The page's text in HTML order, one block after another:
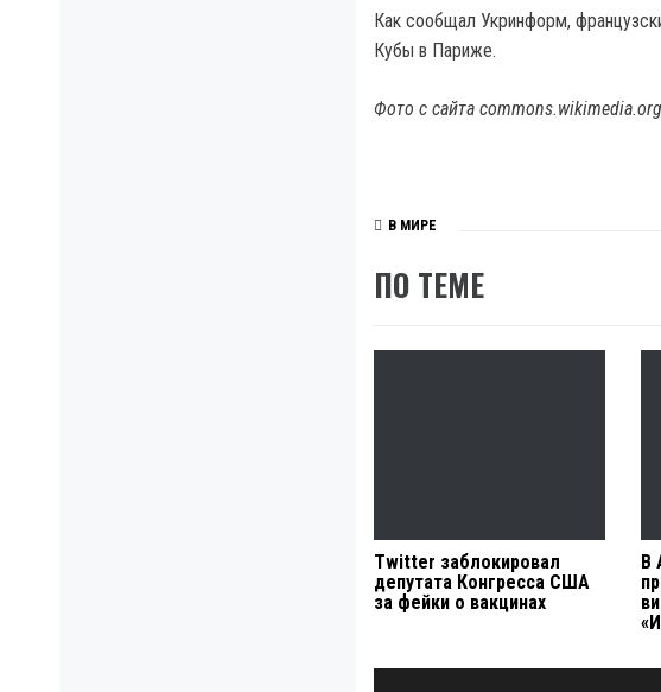
Как сообщал Укринформ,
Кубы в Париже.
Фото с сайта commons.wikimedia.org
В МИРЕ
ПО ТЕМЕ
Twitter заблокировал
депутата Конгресса США
за фейки о вакцинах
В
Навигация